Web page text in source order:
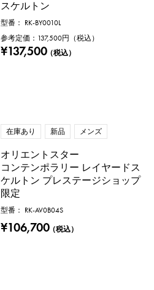
スケルトン
型番： RK-BY0010L
参考定価： 137,500円（税込）
¥137,500（税込）
在庫あり 新品 メンズ
オリエントスター
コンテンポラリー レイヤードス
ケルトン プレステージショップ
限定
型番： RK-AV0B04S
¥106,700（税込）